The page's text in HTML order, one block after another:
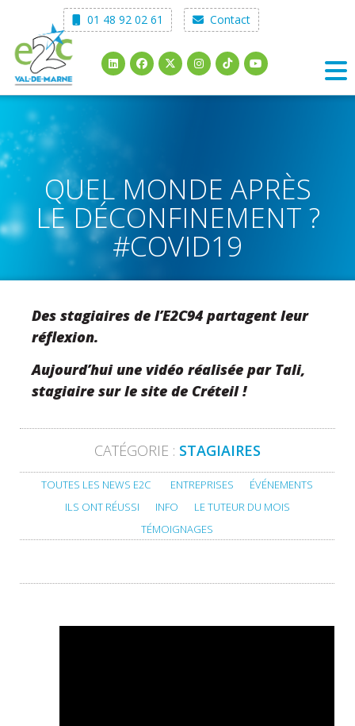
content
01 48 92 02 61 Contact
QUEL MONDE APRÈS
LE DÉCONFINEMENT ?
#COVID19
Des stagiaires de l’E2C94 partagent leur
réflexion.
Aujourd’hui une vidéo réalisée par Tali,
stagiaire sur le site de Créteil !
CATÉGORIE : STAGIAIRES
TOUTES LES NEWS E2C ENTREPRISES
ÉVÉNEMENTS
ILS ONT RÉUSSI
INFO
LE TUTEUR DU MOIS
TÉMOIGNAGES